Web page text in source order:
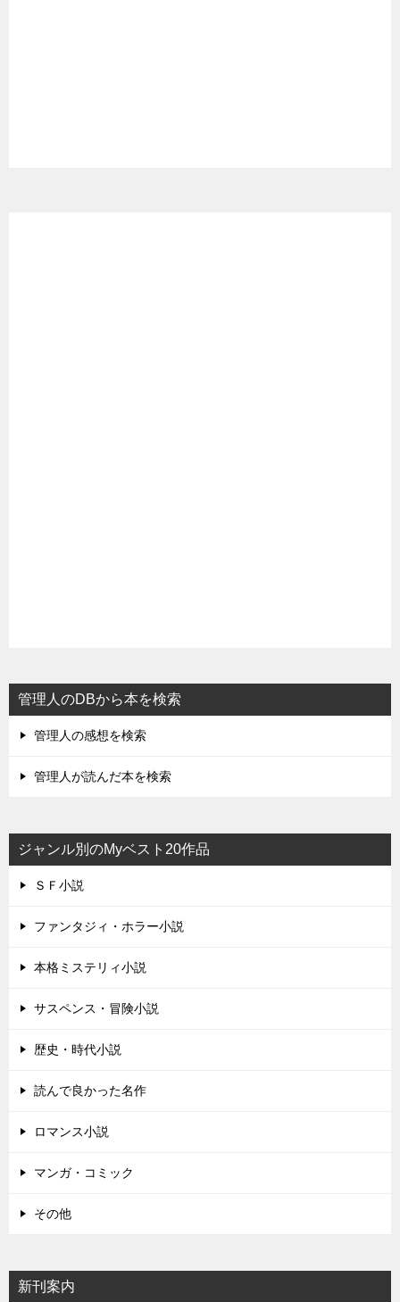
管理人のDBから本を検索
管理人の感想を検索
管理人が読んだ本を検索
ジャンル別のMyベスト20作品
ＳＦ小説
ファンタジィ・ホラー小説
本格ミステリィ小説
サスペンス・冒険小説
歴史・時代小説
読んで良かった名作
ロマンス小説
マンガ・コミック
その他
新刊案内